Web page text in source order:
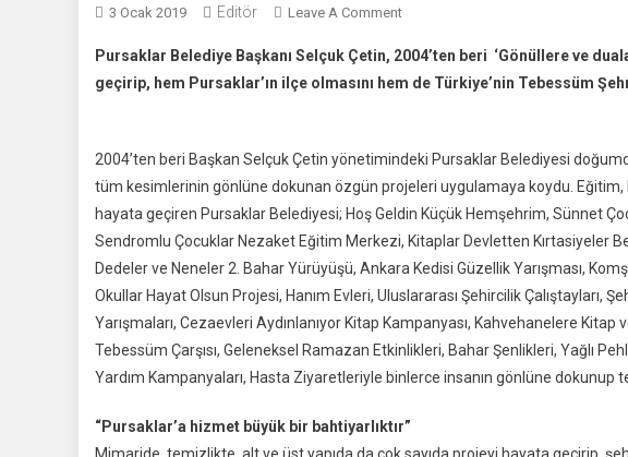
3 Ocak 2019 Editör Leave A CommentOn
Çetin
15
Bir
Çok
Projeye
İmza
Attı
Pursaklar Belediye Başkanı Selçuk Çetin, 2004’ten beri ‘Gönüllere ve
geçirip, hem Pursaklar’ın ilçe olmasını hem de Türkiye’nin Tebessüm
2004’ten beri Başkan Selçuk Çetin yönetimindeki Pursaklar Belediyesi
tüm kesimlerinin gönlüne dokunan özgün projeleri uygulamaya koydu.
hayata geçiren Pursaklar Belediyesi; Hoş Geldin Küçük Hemşehrim, Sünnet
Sendromlu Çocuklar Nezaket Eğitim Merkezi, Kitaplar Devletten Kırtasiyeler
Dedeler ve Neneler 2. Bahar Yürüyüşü, Ankara Kedisi Güzellik Yarışması,
Okullar Hayat Olsun Projesi, Hanım Evleri, Uluslararası Şehircilik Çalıştayları,
Yarışmaları, Cezaevleri Aydınlanıyor Kitap Kampanyası, Kahvehanelere Kitap
Tebessüm Çarşısı, Geleneksel Ramazan Etkinlikleri, Bahar Şenlikleri, Yağlı
Yardım Kampanyaları, Hasta Ziyaretleriyle binlerce insanın gönlüne dokunup
“Pursaklar’a hizmet büyük bir bahtiyarlıktır”